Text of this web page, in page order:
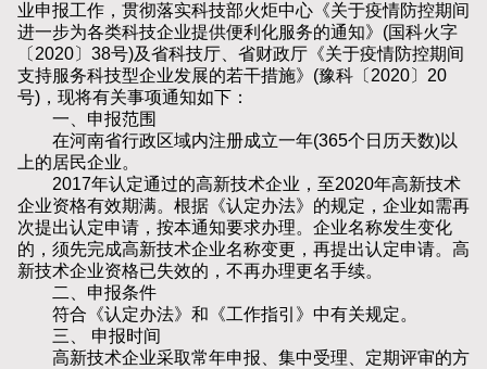
业申报工作，贯彻落实科技部火炬中心《关于疫情防控期间
进一步为各类科技企业提供便利化服务的通知》(国科火字
〔2020〕38号)及省科技厅、省财政厅《关于疫情防控期间
支持服务科技型企业发展的若干措施》(豫科〔2020〕20
号)，现将有关事项通知如下：
一、申报范围
在河南省行政区域内注册成立一年(365个日历天数)以
上的居民企业。
2017年认定通过的高新技术企业，至2020年高新技术
企业资格有效期满。根据《认定办法》的规定，企业如需再
次提出认定申请，按本通知要求办理。企业名称发生变化
的，须先完成高新技术企业名称变更，再提出认定申请。高
新技术企业资格已失效的，不再办理更名手续。
二、申报条件
符合《认定办法》和《工作指引》中有关规定。
三、 申报时间
高新技术企业采取常年申报、集中受理、定期评审的方